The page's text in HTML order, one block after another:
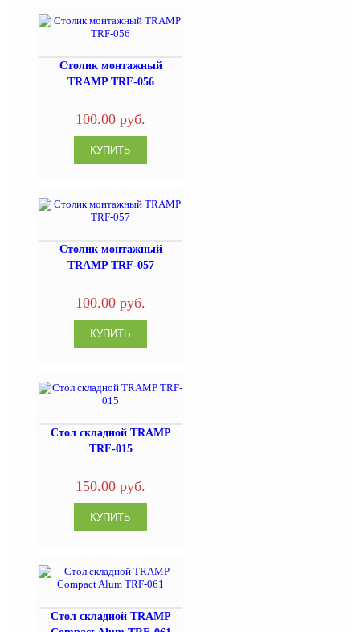
Столик монтажный
TRAMP TRF-056
100.00 руб.
Столик монтажный
TRAMP TRF-057
100.00 руб.
Стол складной TRAMP
TRF-015
150.00 руб.
Стол складной TRAMP